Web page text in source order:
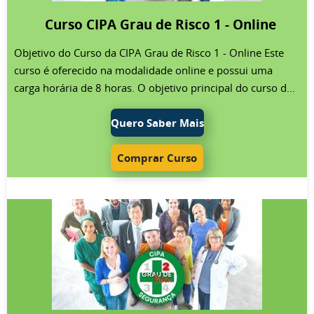
contratante que cuida da parte presencial. Há duas opções
e enviados via correio para a empresa ou podem ser
emitidos eletronicamente e assinados pelos alunos, o que
garante maior praticidade e autenticidade nas assinaturas.
Público do Curso da CIPA Grau de Risco 4 - Semipresencial
Este curso é destinado aos membros eleitos e suplentes da
CIPA de empresas classificadas no grau de risco 4,
conforme determinado no Quadro I da NR-4, que leva em
conta a atividade econômica da empresa (CNAE). Para as
empresas em que a CIPA é composta exclusivamente pelo
representante nomeado (anteriormente conhecido como
designado), existe a possibilidade de realizar o curso
inteiramente online.
Curso CIPA Grau de Risco 1 - Online
Objetivo do Curso da CIPA Grau de Risco 1 - Online Este
curso é oferecido na modalidade online e possui uma
carga horária de 8 horas. O objetivo principal do curso da
CIPA para empresas de grau de risco 1 é capacitar os
membros da CIPA ou os indicados para que realizem
efetivamente as tarefas que lhes são atribuídas. Este
treinamento visa prepará-los para as atividades da CIPA,
focando na prevenção de acidentes e doenças
promoção da saúde no local de trabalho e na proteção da
vida. Público do Curso da CIPA Grau de Risco 1 - Online
Este curso é destinado aos membros eleitos e suplentes da
CIPA, bem como ao representante nomeado
(anteriormente conhecido como designado), de empresas
classificadas no grau de risco 1. O nível de risco é
Quero Saber Mais
Comprar Curso